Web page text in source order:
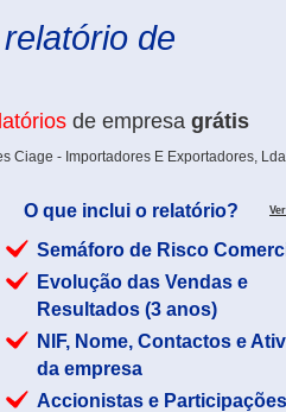
de
de empresa grátis
Ciage - Importadores E Exportadores, Lda
O que inclui o relatório?
Semáforo de Risco
Evolução das Vendas e
Resultados (3 anos)
NIF, Nome, Contactos e
da empresa
Accionistas e